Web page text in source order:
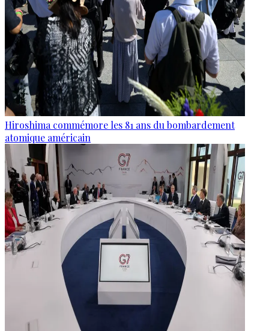
Hiroshima commémore les 81 ans du bombardement
atomique américain